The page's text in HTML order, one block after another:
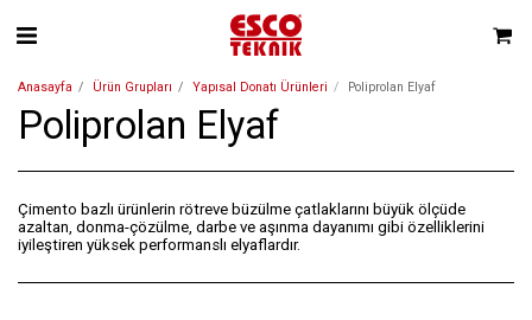
Anasayfa Ürün Grupları Yapısal Donatı Ürünleri Poliprolan Elyaf
Poliprolan Elyaf
Çimento bazlı ürünlerin rötreve büzülme çatlaklarını büyük ölçüde
azaltan, donma-çözülme, darbe ve aşınma dayanımı gibi özelliklerini
iyileştiren yüksek performanslı elyaflardır.